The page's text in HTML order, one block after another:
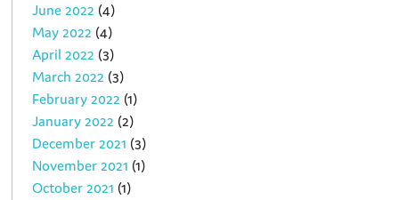
June 2022 (4)
May 2022 (4)
April 2022 (3)
March 2022 (3)
February 2022 (1)
January 2022 (2)
December 2021 (3)
November 2021 (1)
October 2021 (1)